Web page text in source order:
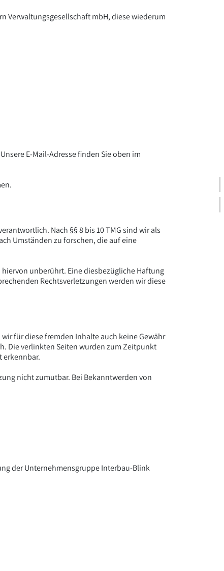
Verwaltungsgesellschaft mbH, diese wiederum
E-Mail-Adresse finden Sie oben im
Nach §§ 8 bis 10 TMG sind wir als
Umständen zu forschen, die auf eine
unberührt. Eine diesbezügliche Haftung
Rechtsverletzungen werden wir diese
für diese fremden Inhalte auch keine Gewähr
Die verlinkten Seiten wurden zum Zeitpunkt
erkennbar.
nicht zumutbar. Bei Bekanntwerden von
der Unternehmensgruppe Interbau-Blink